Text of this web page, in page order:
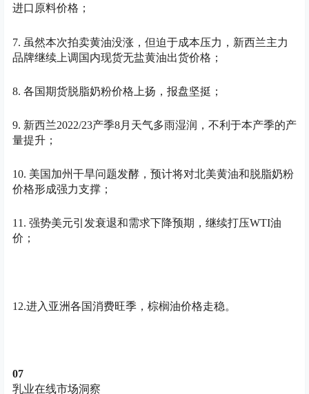
进口原料价格；
7. 虽然本次拍卖黄油没涨，但迫于成本压力，新西兰主力
品牌继续上调国内现货无盐黄油出货价格；
8. 各国期货脱脂奶粉价格上扬，报盘坚挺；
9. 新西兰2022/23产季8月天气多雨湿润，不利于本产季的产
量提升；
10. 美国加州干旱问题发酵，预计将对北美黄油和脱脂奶粉
价格形成强力支撑；
11. 强势美元引发衰退和需求下降预期，继续打压WTI油
价；
12.进入亚洲各国消费旺季，棕榈油价格走稳。
07
乳业在线市场洞察